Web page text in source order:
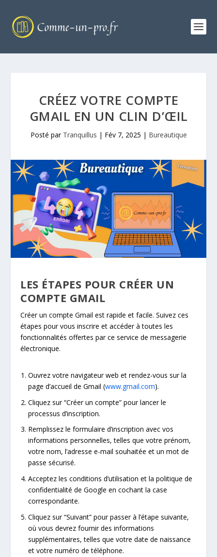
CRÉEZ VOTRE COMPTE
GMAIL EN UN CLIN D’ŒIL
Posté par Tranquillus | Fév 7, 2025 | Bureautique
LES ÉTAPES POUR CRÉER UN
COMPTE GMAIL
Créer un compte Gmail est rapide et facile. Suivez ces
étapes pour vous inscrire et accéder à toutes les
fonctionnalités offertes par ce service de messagerie
électronique.
Ouvrez votre navigateur web et rendez-vous sur la
page d’accueil de Gmail (www.gmail.com).
Cliquez sur “Créer un compte” pour lancer le
processus d’inscription.
Remplissez le formulaire d’inscription avec vos
informations personnelles, telles que votre prénom,
votre nom, l’adresse e-mail souhaitée et un mot de
passe sécurisé.
Acceptez les conditions d’utilisation et la politique de
confidentialité de Google en cochant la case
correspondante.
Cliquez sur “Suivant” pour passer à l’étape suivante,
où vous devrez fournir des informations
supplémentaires, telles que votre date de naissance
et votre numéro de téléphone.